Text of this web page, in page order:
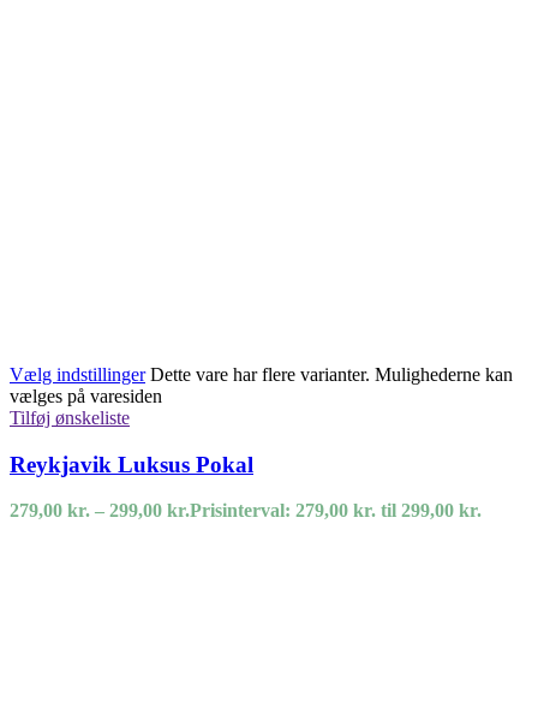
Vælg indstillinger Dette vare har flere varianter. Mulighederne kan
vælges på varesiden
Tilføj ønskeliste
Reykjavik Luksus Pokal
279,00 kr. – 299,00 kr.Prisinterval: 279,00 kr. til 299,00 kr.